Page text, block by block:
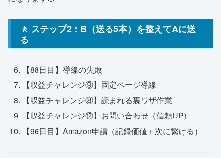
🚶 ステップ2：B（送る5本）を整えてAに送
る
【88日目】導線の失敗
【収益チャレンジ⑨】固定ページ導線
【収益チャレンジ⑧】読まれる裏ワザ作業
【収益チャレンジ⑫】お問い合わせ（信頼UP）
【96日目】Amazon申請（記録価値＋次に繋げる）